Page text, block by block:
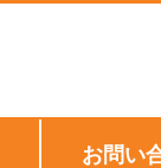
お問い